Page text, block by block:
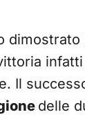
Il
delle